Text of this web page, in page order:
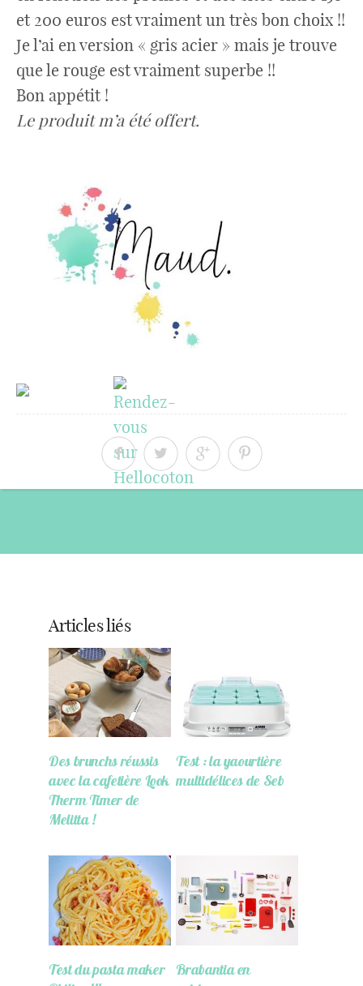
et 200 euros est vraiment un très bon choix !!
Je l’ai en version « gris acier » mais je trouve
que le rouge est vraiment superbe !!
Bon appétit !
Le produit m’a été offert.
Articles liés
Des brunchs réussis
avec la cafetière Look
Therm Timer de
Melitta !
Test : la yaourtière
multidélices de Seb
Test du pasta maker
Brabantia en